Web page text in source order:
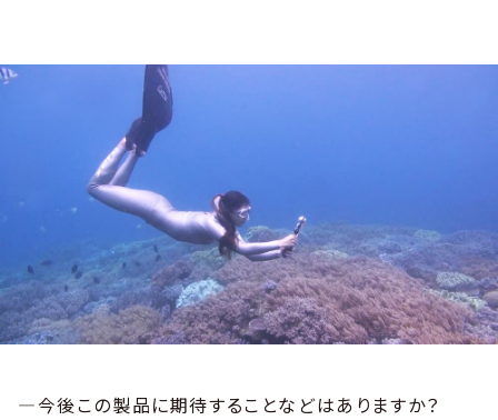
―今後この製品に期待することなどはありますか？